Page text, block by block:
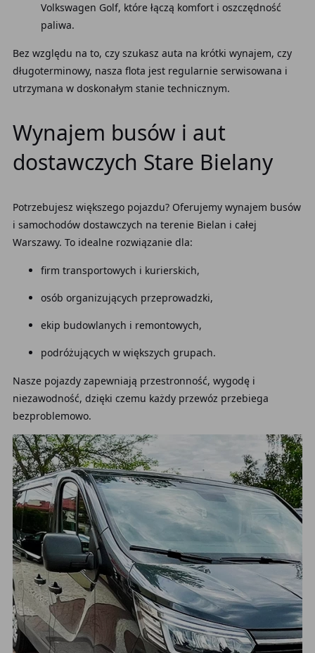
Volkswagen Golf, które łączą komfort i oszczędność
paliwa.
Bez względu na to, czy szukasz auta na krótki wynajem, czy
długoterminowy, nasza flota jest regularnie serwisowana i
utrzymana w doskonałym stanie technicznym.
Wynajem busów i aut
dostawczych Stare Bielany
Potrzebujesz większego pojazdu? Oferujemy wynajem busów
i samochodów dostawczych na terenie Bielan i całej
Warszawy. To idealne rozwiązanie dla:
firm transportowych i kurierskich,
osób organizujących przeprowadzki,
ekip budowlanych i remontowych,
podróżujących w większych grupach.
Nasze pojazdy zapewniają przestronność, wygodę i
niezawodność, dzięki czemu każdy przewóz przebiega
bezproblemowo.